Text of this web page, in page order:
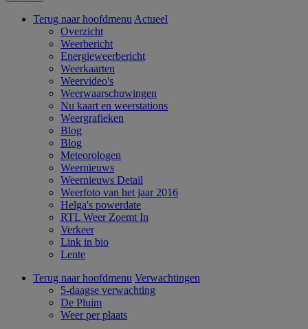
Terug naar hoofdmenu Actueel
Overzicht
Weerbericht
Energieweerbericht
Weerkaarten
Weervideo's
Weerwaarschuwingen
Nu kaart en weerstations
Weergrafieken
Blog
Blog
Meteorologen
Weernieuws
Weernieuws Detail
Weerfoto van het jaar 2016
Helga's powerdate
RTL Weer Zoemt In
Verkeer
Link in bio
Lente
Terug naar hoofdmenu Verwachtingen
5-daagse verwachting
De Pluim
Weer per plaats